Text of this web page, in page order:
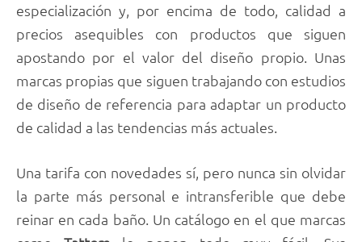
especialización y, por encima de todo, calidad a
precios asequibles con productos que siguen
apostando por el valor del diseño propio. Unas
marcas propias que siguen trabajando con estudios
de diseño de referencia para adaptar un producto
de calidad a las tendencias más actuales.
Una tarifa con novedades sí, pero nunca sin olvidar
la parte más personal e intransferible que debe
reinar en cada baño. Un catálogo en el que marcas